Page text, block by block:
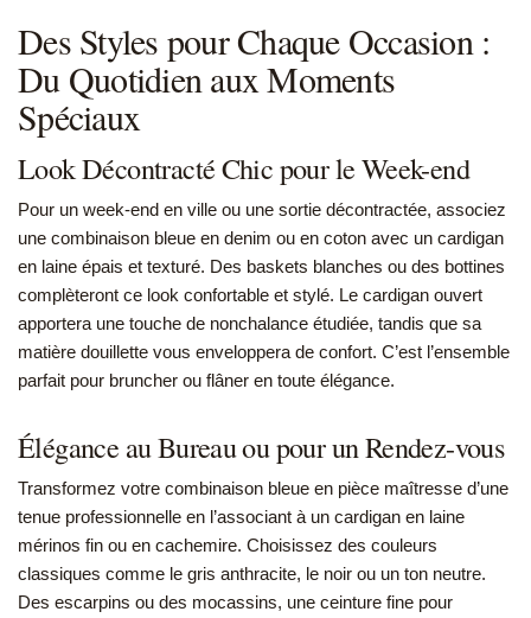
Des Styles pour Chaque Occasion :
Du Quotidien aux Moments
Spéciaux
Look Décontracté Chic pour le Week-end
Pour un week-end en ville ou une sortie décontractée, associez
une combinaison bleue en denim ou en coton avec un cardigan
en laine épais et texturé. Des baskets blanches ou des bottines
complèteront ce look confortable et stylé. Le cardigan ouvert
apportera une touche de nonchalance étudiée, tandis que sa
matière douillette vous enveloppera de confort. C’est l’ensemble
parfait pour bruncher ou flâner en toute élégance.
Élégance au Bureau ou pour un Rendez-vous
Transformez votre combinaison bleue en pièce maîtresse d’une
tenue professionnelle en l’associant à un cardigan en laine
mérinos fin ou en cachemire. Choisissez des couleurs
classiques comme le gris anthracite, le noir ou un ton neutre.
Des escarpins ou des mocassins, une ceinture fine pour